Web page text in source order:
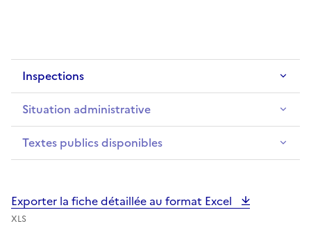
Inspections
Situation administrative
Textes publics disponibles
Exporter la fiche détaillée au format Excel
XLS